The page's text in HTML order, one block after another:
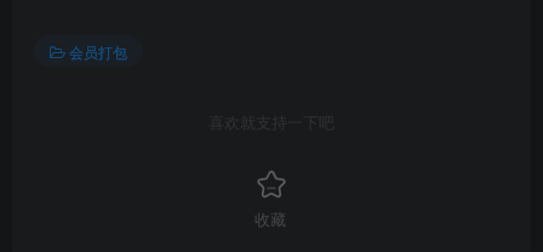
会员打包
喜欢就支持一下吧
收藏